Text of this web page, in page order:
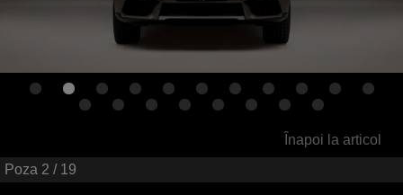
Înapoi la articol
Poza 2 / 19